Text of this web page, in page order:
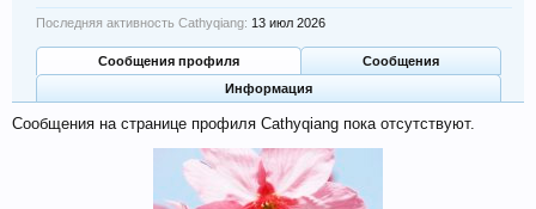
Последняя активность Cathyqiang: 13 июл 2026
Сообщения профиля
Сообщения
Информация
Сообщения на странице профиля Cathyqiang пока отсутствуют.